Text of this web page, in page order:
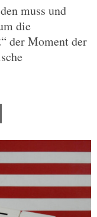
muss und
die
der Moment der